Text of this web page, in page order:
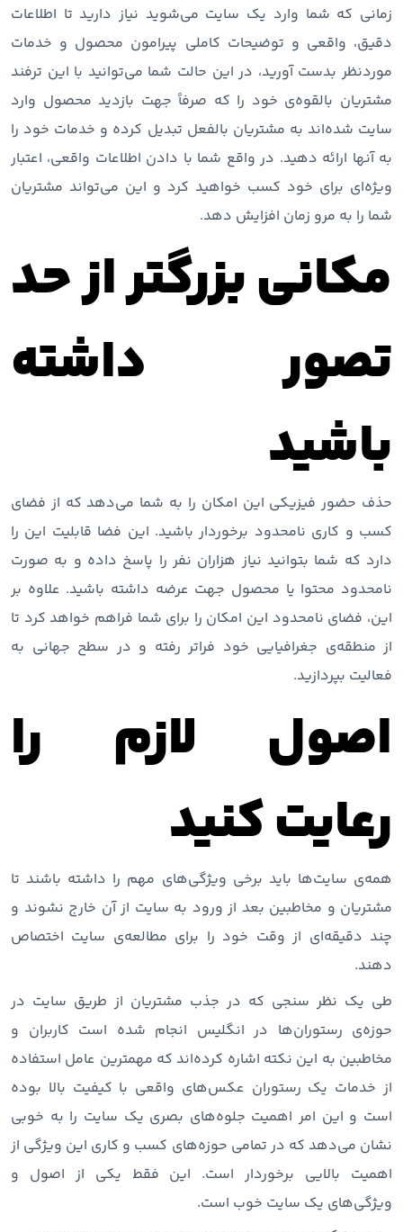
زمانی که شما وارد یک سایت می‌شوید نیاز دارید تا اطلاعات
دقیق، واقعی و توضیحات کاملی پیرامون محصول و خدمات
موردنظر بدست آورید، در این حالت شما می‌توانید با این ترفند
مشتریان بالقوه‌ی خود را که صرفاً جهت بازدید محصول وارد
سایت شده‌اند به مشتریان بالفعل تبدیل کرده و خدمات خود را
به آنها ارائه دهید. در واقع شما با دادن اطلاعات واقعی، اعتبار
ویژه‌ای برای خود کسب خواهید کرد و این می‌تواند مشتریان
شما را به مرو زمان افزایش دهد.
مکانی بزرگتر از حد
تصور داشته
باشید
حذف حضور فیزیکی این امکان را به شما می‌دهد که از فضای
کسب و کاری نامحدود برخوردار باشید. این فضا قابلیت این را
دارد که شما بتوانید نیاز هزاران نفر را پاسخ داده و به صورت
نامحدود محتوا یا محصول جهت عرضه داشته باشید. علاوه بر
این، فضای نامحدود این امکان را برای شما فراهم خواهد کرد تا
از منطقه‌ی جغرافیایی خود فراتر رفته و در سطح جهانی به
فعالیت بپردازید.
اصول لازم را
رعایت کنید
همه‌ی سایت‌ها باید برخی ویژگی‌های مهم را داشته باشند تا
مشتریان و مخاطبین بعد از ورود به سایت از آن خارج نشوند و
چند دقیقه‌ای از وقت خود را برای مطالعه‌ی سایت اختصاص
دهند.
طی یک نظر سنجی که در جذب مشتریان از طریق سایت در
حوزه‌ی رستوران‌ها در انگلیس انجام شده است کاربران و
مخاطبین به این نکته اشاره کرده‌اند که مهمترین عامل استفاده
از خدمات یک رستوران عکس‌های واقعی با کیفیت بالا بوده
است و این امر اهمیت جلوه‌های بصری یک سایت را به خوبی
نشان می‌دهد که در تمامی حوزه‌های کسب و کاری این ویژگی از
اهمیت بالایی برخوردار است. این فقط یکی از اصول و
ویژگی‌های یک سایت خوب است.